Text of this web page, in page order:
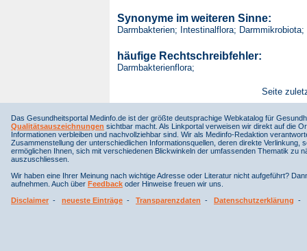
Synonyme im weiteren Sinne:
Darmbakterien; Intestinalflora;
häufige Rechtschreibfehler:
Darmbakterienflora;
Seite
Das Gesundheitsportal Medinfo.de ist der größte deutsprachige Webkatalog für
Qualitätsauszeichnungen sichtbar macht. Als Linkportal verweisen wir direkt auf die
Informationen verbleiben und nachvollziehbar sind. Wir als Medinfo-Redaktion
Zusammenstellung der unterschiedlichen Informationsquellen, deren direkte
ermöglichen Ihnen, sich mit verschiedenen Blickwinkeln der umfassenden Thematik
auszuschliessen.
Wir haben eine Ihrer Meinung nach wichtige Adresse oder Literatur nicht aufgeführt?
aufnehmen. Auch über Feedback oder Hinweise freuen wir uns.
Disclaimer - neueste Einträge - Transparenzdaten - Datenschutzerklärung -